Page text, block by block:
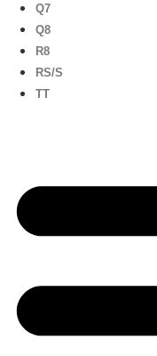
Q7
Q8
R8
RS/S
TT